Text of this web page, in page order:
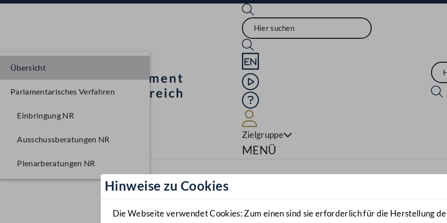
Sprache English
Mediathek
Hilfe
Zielgruppe
Navigationsmenü öffnen
MENÜ
Hinweise zu Cookies
Die Webseite verwendet Cookies: Zum einen sind sie erforderlich für die Herstellung
Übersicht
Parlamentarisches Verfahren
Einbringung NR
Ausschussberatungen NR
Plenarberatungen NR